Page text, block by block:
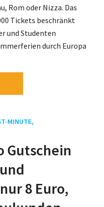
Rom oder Nizza. Das
Tickets beschränkt
und Studenten
durch Europa
MINUTE,
Gutschein
8 Euro,